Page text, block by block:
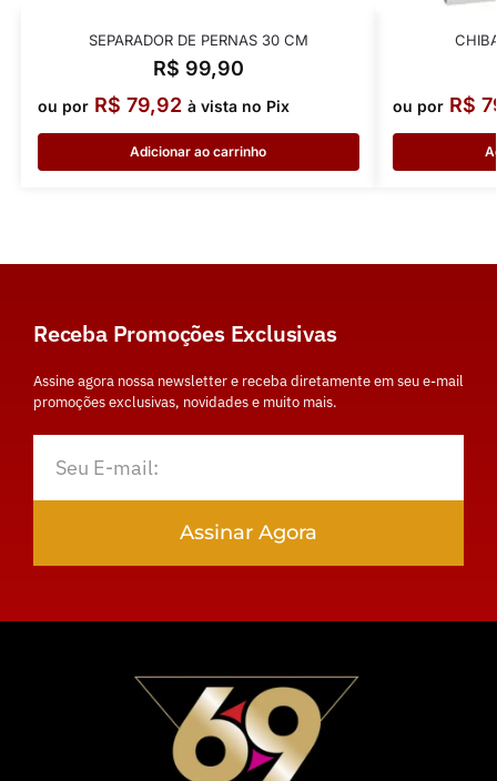
SEPARADOR DE PERNAS 30 CM
R$ 99,90
ou por R$ 79,92 à vista no Pix
Adicionar ao carrinho
ou por R$
Receba Promoções Exclusivas
Assine agora nossa newsletter e receba diretamente em seu e-mail
promoções exclusivas, novidades e muito mais.
Assinar Agora